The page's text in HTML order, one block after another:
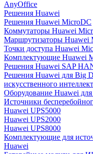
AnyOffice
Решения Huawei
Решения Huawei MicroDC
Коммутаторы Huawei
Маршрутизаторы Huawei
Точки доступа Huawei
Комплектующие Huawei
Решения Huawei SAP
Решения Huawei для Big
искусственного
Оборудование Huawei
Источники
Huawei UPS5000
Huawei UPS2000
Huawei UPS8000
Комплектующие для
Huawei